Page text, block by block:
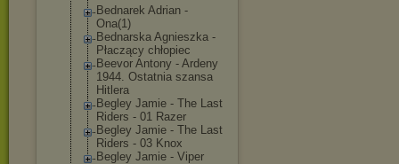
Bednarek Adrian -
Ona(1)
Bednarska Agnieszka -
Płaczący chłopiec
Beevor Antony - Ardeny
1944. Ostatnia szansa
Hitlera
Begley Jamie - The Last
Riders - 01 Razer
Begley Jamie - The Last
Riders - 03 Knox
Begley Jamie - Viper